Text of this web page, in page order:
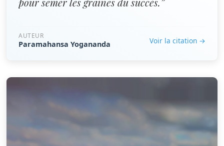
AUTEUR
Paramahansa Yogananda Voir la citation →